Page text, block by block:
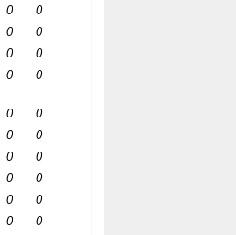
0
0
0
0
0
0
0 0
0
0
0
0
0
0
0
0
0
0
0
0